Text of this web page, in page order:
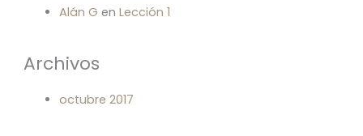
Alán G en Lección 1
Archivos
octubre 2017